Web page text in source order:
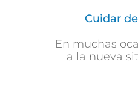
Cuidar
En muchas
a la nueva